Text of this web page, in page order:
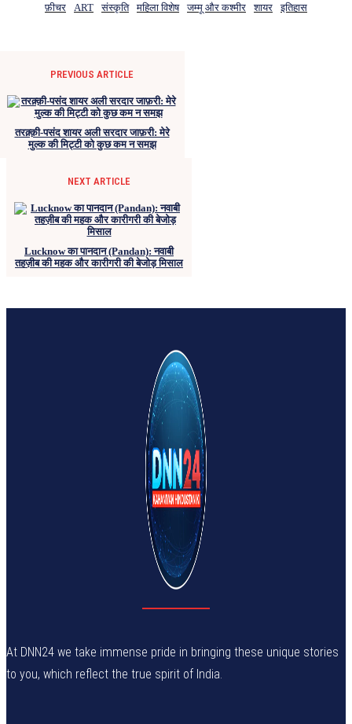
फ़ीचर ART संस्कृति महिला विशेष जम्मू और कश्मीर शायर इतिहास
PREVIOUS ARTICLE
तरक़्क़ी-पसंद शायर अली सरदार जाफ़री: मेरे
मुल्क की मिट्टी को कुछ कम न समझ
NEXT ARTICLE
Lucknow का पानदान (Pandan): नवाबी
तहज़ीब की महक और कारीगरी की बेजोड़ मिसाल
At DNN24 we take immense pride in bringing these unique stories
to you, which reflect the true spirit of India.